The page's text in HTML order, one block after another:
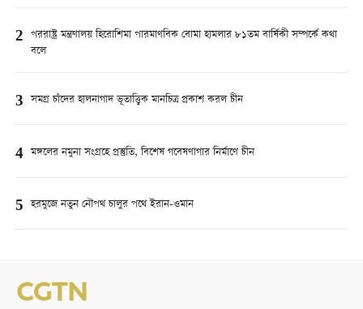
2 পররাষ্ট্র মন্ত্রণালয় হিরোশিমা পারমাণবিক বোমা হামলার ৮১তম বার্ষিকী সম্পর্কে কথা
বলে
3 সমগ্র চাঁদের হালনাগাদ ভূতাত্ত্বিক মানচিত্র প্রকাশ করল চীন
4 মঙ্গলের নমুনা সংগ্রহে প্রস্তুতি, বিশেষ গবেষণাগার নির্মাণে চীন
5 হরমুজে নতুন নৌপথ চালুর পথে ইরান-ওমান